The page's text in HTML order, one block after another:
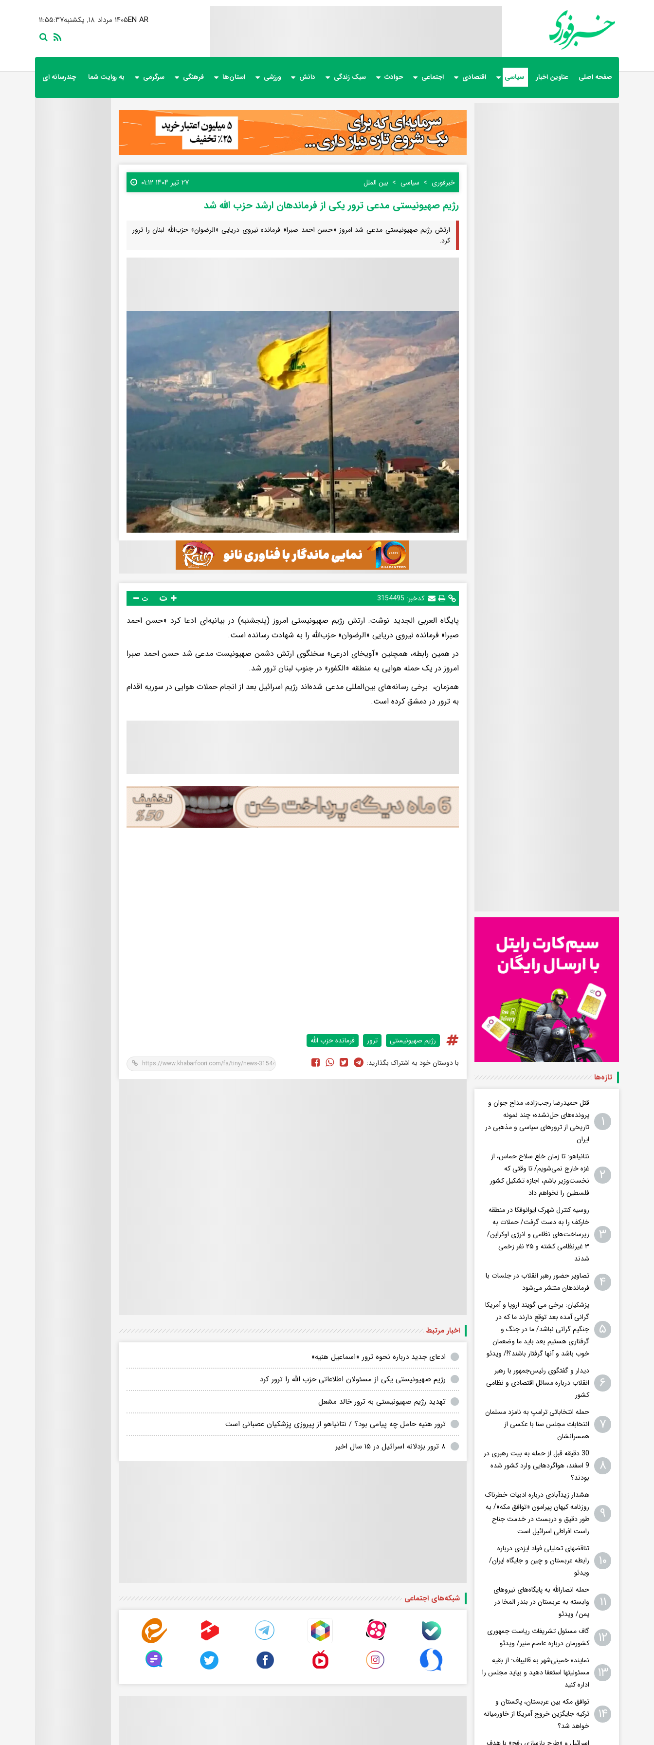
۱۱:۵۵:۳۹ ۱۴۰۵ مرداد ۱۸, یکشنبهEN AR
صفحه اصلی عناوین اخبار سیاسی اقتصادی اجتماعی حوادث سبک زندگی دانش ورزشی استان‌ها فرهنگی سرگرمی به روایت شما چندرسانه ای
خبرفوری سیاسی بین الملل ۲۷ تیر ۱۴۰۴ ۰۱:۱۲
رژیم صهیونیستی مدعی ترور یکی از فرماندهان ارشد حزب الله شد
ارتش رژیم صهیونیستی مدعی شد امروز «حسن احمد صبرا» فرمانده نیروی دریایی «الرضوان» حزب‌الله لبنان را ترور
کرد.
کدخبر: 3154495 ت
پایگاه العربی الجدید نوشت: ارتش رژیم صهیونیستی امروز (پنجشنبه) در بیانیه‌ای ادعا کرد «حسن احمد
صبرا» فرمانده نیروی دریایی «الرضوان» حزب‌الله را به شهادت رسانده است.
در همین رابطه، همچنین «آویخای ادرعی» سخنگوی ارتش دشمن صهیونیست مدعی شد حسن احمد صبرا
امروز در یک حمله هوایی به منطقه «الکفور» در جنوب لبنان ترور شد.
همزمان، برخی رسانه‌های بین‌المللی مدعی شده‌اند رژیم اسرائیل بعد از انجام حملات هوایی در سوریه اقدام
به ترور در دمشق کرده است.
رژیم صهیونیستی ترور فرمانده حزب الله
با دوستان خود به اشتراک بگذارید:
اخبار مرتبط
ادعای جدید درباره نحوه ترور «اسماعیل هنیه»
رژیم صهیونیستی یکی از مسئولان اطلاعاتی حزب الله را ترور کرد
تهدید رژیم صهیونیستی به ترور خالد مشعل
ترور هنیه حامل چه پیامی بود؟ / نتانیاهو از پیروزی پزشکیان عصبانی است
۸ ترور بزدلانه اسرائیل در ۱۵ سال اخیر
شبکه‌های اجتماعی
تازه‌ها
۱
قتل حمیدرضا رجب‌زاده، مداح جوان و
پرونده‌های حل‌نشده؛ چند نمونه
تاریخی از ترورهای سیاسی و مذهبی در
ایران
۲
نتانیاهو: تا زمان خلع سلاح حماس، از
غزه خارج نمی‌شویم/ تا وقتی که
نخست‌وزیر باشم، اجازه تشکیل کشور
فلسطین را نخواهم داد
۳
روسیه کنترل شهرک ایوانوفکا در منطقه
خارکف را به دست گرفت/ حملات به
زیرساخت‌های نظامی و انرژی اوکراین/
۳ غیرنظامی کشته و ۲۵ نفر زخمی
شدند
۴
تصاویر حضور رهبر انقلاب در جلسات با
فرماندهان منتشر می‌شود
۵
پزشکیان: برخی می گویند اروپا و آمریکا
گرانی آمده بعد توقع دارند ما که در
جنگیم گرانی نباشد/ ما در جنگ و
گرفتاری هستیم بعد باید ما وضعمان
خوب باشد و آنها گرفتار باشند؟!/ ویدئو
۶
دیدار و گفتگوی رئیس‌جمهور با رهبر
انقلاب درباره مسائل اقتصادی و نظامی
کشور
۷
حمله انتخاباتی ترامپ به نامزد مسلمان
انتخابات مجلس سنا با عکسی از
همسرانشان
۸
30 دقیقه قبل از حمله به بیت رهبری در
9 اسفند، هواگردهایی وارد کشور شده
بودند؟
۹
هشدار زیدآبادی درباره ادبیات خطرناک
روزنامه کیهان پیرامون «توافق مکه»/ به
طور دقیق و دربست در خدمت جناح
راست افراطی اسرائیل است
۱۰
تناقضهای تحلیلی فواد ایزدی درباره
رابطه عربستان و چین و جایگاه ایران/
ویدئو
۱۱
حمله انصارالله به پایگاه‌های نیروهای
وابسته به عربستان در بندر المخا در
یمن/ ویدئو
۱۲
گاف مسئول تشریفات ریاست جمهوری
کشورمان درباره عاصم منیر/ ویدئو
۱۳
نماینده خمینی‌شهر به قالیباف: از بقیه
مسئولیتها استعفا دهید و بیاید مجلس را
اداره کنید
۱۴
توافق مکه بین عربستان، پاکستان و
ترکیه جایگزین خروج آمریکا از خاورمیانه
خواهد شد؟